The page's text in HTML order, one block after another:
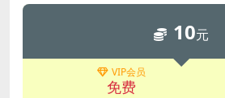
10元
VIP会员
免费